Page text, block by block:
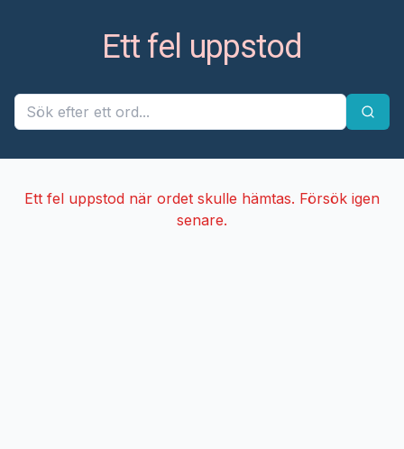
Ett fel uppstod
Ett fel uppstod när ordet skulle hämtas. Försök igen
senare.